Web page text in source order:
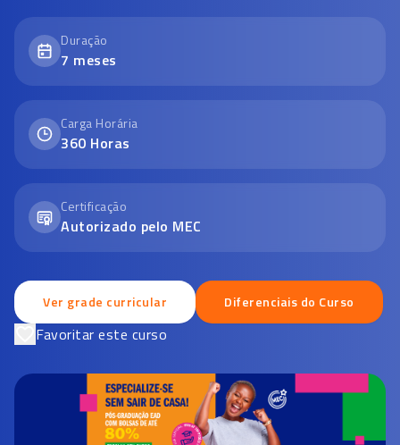
Duração
7 meses
Carga Horária
360 Horas
Certificação
Autorizado pelo MEC
Ver grade curricular Diferenciais do Curso
Favoritar este curso